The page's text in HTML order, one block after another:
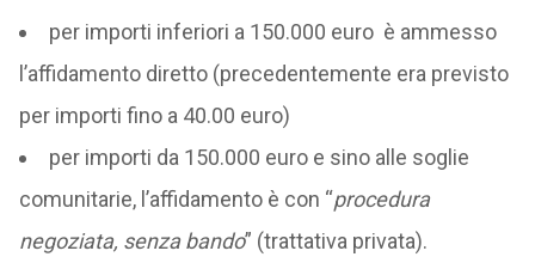
per importi inferiori a 150.000 euro è ammesso
l’affidamento diretto (precedentemente era previsto
per importi fino a 40.00 euro)
per importi da 150.000 euro e sino alle soglie
comunitarie, l’affidamento è con “procedura
negoziata, senza bando” (trattativa privata).